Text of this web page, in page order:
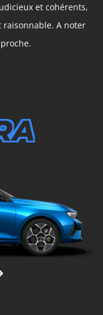
et cohérents,
A noter